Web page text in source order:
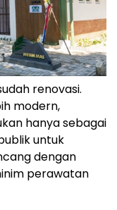
renovasi.
modern,
hanya sebagai
untuk
dengan
perawatan